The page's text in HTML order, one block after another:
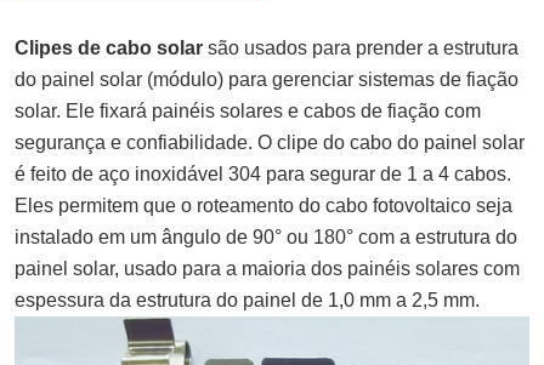
Clipes de cabo solar são usados para prender a estrutura
do painel solar (módulo) para gerenciar sistemas de fiação
solar. Ele fixará painéis solares e cabos de fiação com
segurança e confiabilidade. O clipe do cabo do painel solar
é feito de aço inoxidável 304 para segurar de 1 a 4 cabos.
Eles permitem que o roteamento do cabo fotovoltaico seja
instalado em um ângulo de 90° ou 180° com a estrutura do
painel solar, usado para a maioria dos painéis solares com
espessura da estrutura do painel de 1,0 mm a 2,5 mm.